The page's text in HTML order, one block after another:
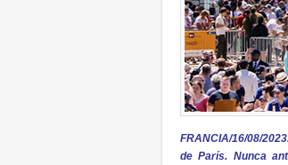
FRANCIA/16/08/
de París. Nunca